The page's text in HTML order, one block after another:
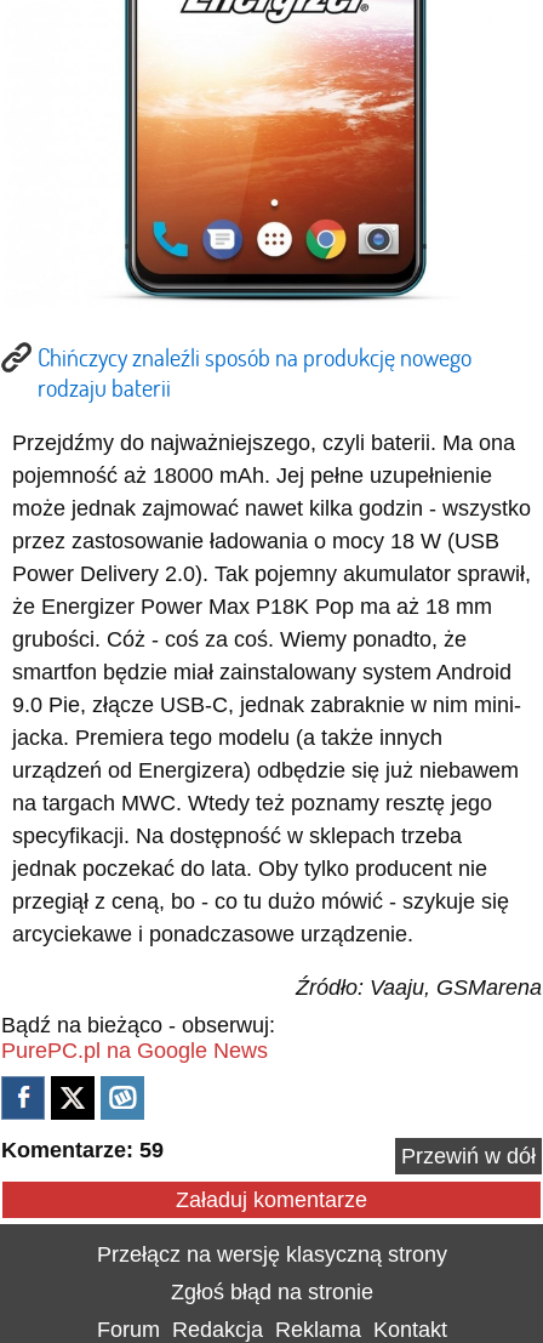
Chińczycy znaleźli sposób na produkcję nowego
rodzaju baterii
Przejdźmy do najważniejszego, czyli baterii. Ma ona
pojemność aż 18000 mAh. Jej pełne uzupełnienie
może jednak zajmować nawet kilka godzin - wszystko
przez zastosowanie ładowania o mocy 18 W (USB
Power Delivery 2.0). Tak pojemny akumulator sprawił,
że Energizer Power Max P18K Pop ma aż 18 mm
grubości. Cóż - coś za coś. Wiemy ponadto, że
smartfon będzie miał zainstalowany system Android
9.0 Pie, złącze USB-C, jednak zabraknie w nim mini-
jacka. Premiera tego modelu (a także innych
urządzeń od Energizera) odbędzie się już niebawem
na targach MWC. Wtedy też poznamy resztę jego
specyfikacji. Na dostępność w sklepach trzeba
jednak poczekać do lata. Oby tylko producent nie
przegiął z ceną, bo - co tu dużo mówić - szykuje się
arcyciekawe i ponadczasowe urządzenie.
Źródło: Vaaju, GSMarena
Bądź na bieżąco - obserwuj:
PurePC.pl na Google News
Komentarze: 59
Przewiń w dół
Załaduj komentarze
Przełącz na wersję klasyczną strony
Zgłoś błąd na stronie
Forum Redakcja Reklama Kontakt